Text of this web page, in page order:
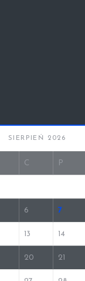
SIERPIEŃ 2026
C P
6 7
13 14
20 21